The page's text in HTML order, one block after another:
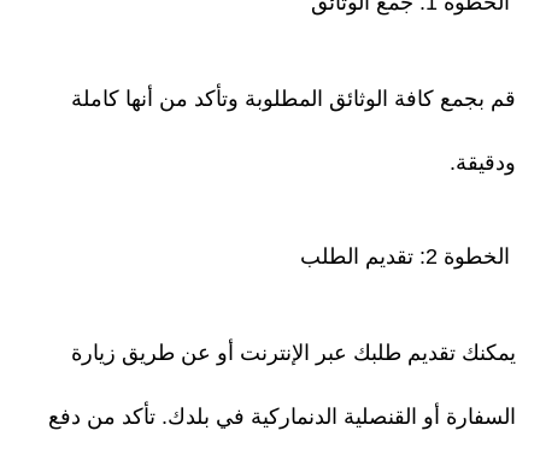
قم بجمع كافة الوثائق المطلوبة وتأكد من أنها كاملة
ودقيقة.
الخطوة 2: تقديم الطلب
يمكنك تقديم طلبك عبر الإنترنت أو عن طريق زيارة
السفارة أو القنصلية الدنماركية في بلدك. تأكد من دفع